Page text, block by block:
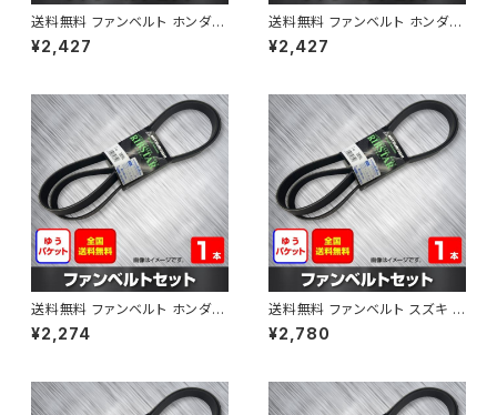
送料無料 ファンベルト ホンダ
ゼスト 型式JE1 H18.03～H24.
11 （国内トップメーカー） 1本 H
¥2,427
送料無料 ファンベルト ホンダ ラ
イフ 型式JB6 H15.09～H20.1
1 （国内トップメーカー） 1本 HA
¥2,427
送料無料 ファンベルト ホンダ フ
ィット 型式GE6 H19.10～H25.
09 （国内トップメーカー） 1本 H
¥2,274
送料無料 ファンベルト スズキ ス
ペーシア 型式MK32S H25.03
～H30.02 （国内トップメーカ
¥2,780